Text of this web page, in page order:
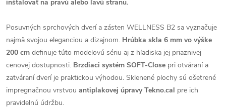
inštalovať na pravú alebo ľavú stranu.
Posuvných sprchových dverí a zásten WELLNESS B2 sa vyznačuje
najmä svojou eleganciou a dizajnom. Hrúbka skla 6 mm vo výške
200 cm definuje túto modelovú sériu aj z hľadiska jej priaznivej
cenovej dostupnosti. Brzdiaci systém SOFT-Close pri otváraní a
zatváraní dverí je praktickou výhodou. Sklenené plochy sú ošetrené
impregnačnou vrstvou antiplakovej úpravy Tekno.cal pre ich
pravidelnú údržbu.